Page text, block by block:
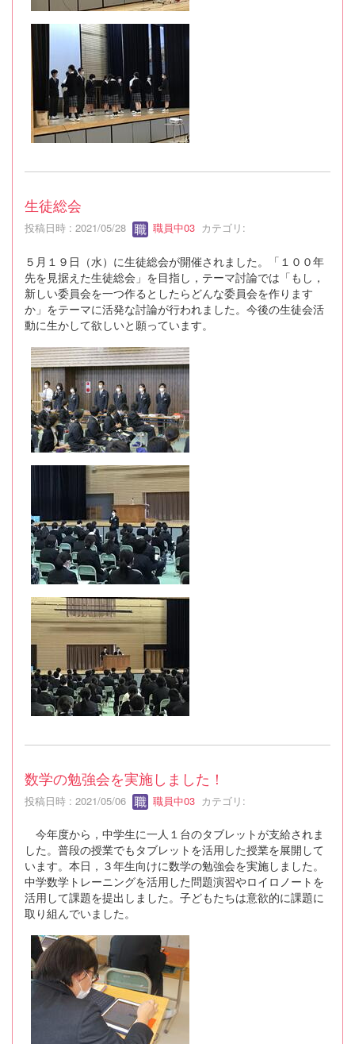
生徒総会
投稿日時 : 2021/05/28 職員中03 カテゴリ:
５月１９日（水）に生徒総会が開催されました。「１００年
先を見据えた生徒総会」を目指し，テーマ討論では「もし，
新しい委員会を一つ作るとしたらどんな委員会を作ります
か」をテーマに活発な討論が行われました。今後の生徒会活
動に生かして欲しいと願っています。
数学の勉強会を実施しました！
投稿日時 : 2021/05/06 職員中03 カテゴリ:
今年度から，中学生に一人１台のタブレットが支給されま
した。普段の授業でもタブレットを活用した授業を展開して
います。本日，３年生向けに数学の勉強会を実施しました。
中学数学トレーニングを活用した問題演習やロイロノートを
活用して課題を提出しました。子どもたちは意欲的に課題に
取り組んでいました。